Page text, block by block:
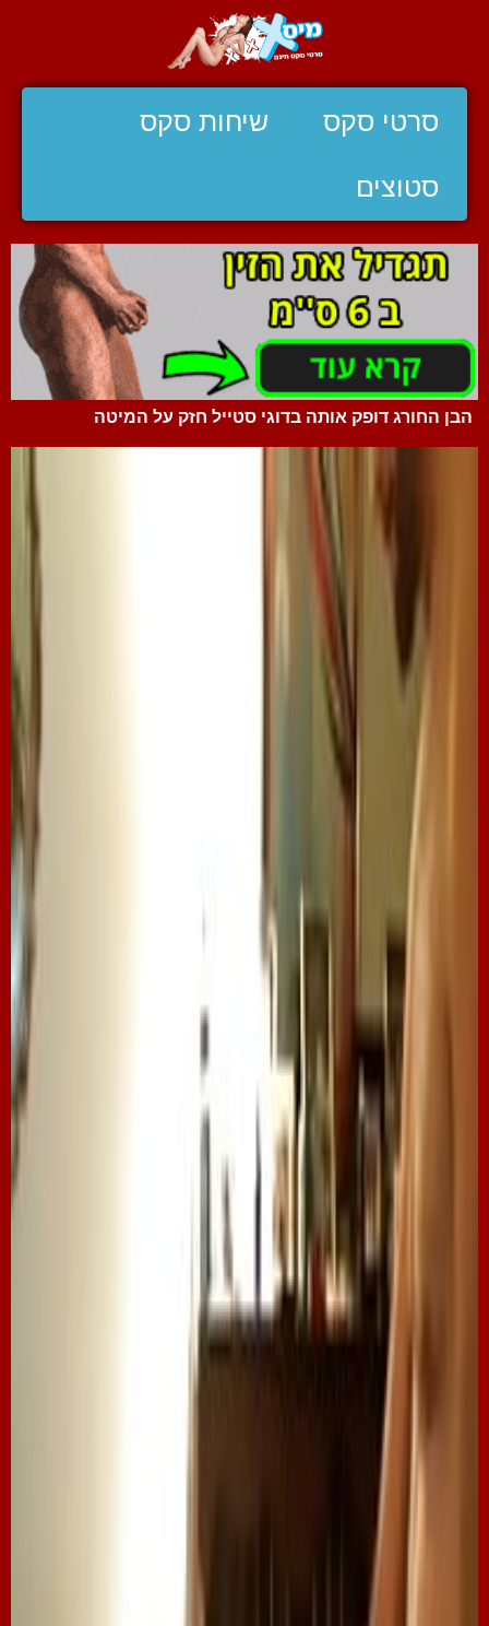
סרטי סקס שיחות סקס
סטוצים
הבן החורג דופק אותה בדוגי סטייל חזק על המיטה